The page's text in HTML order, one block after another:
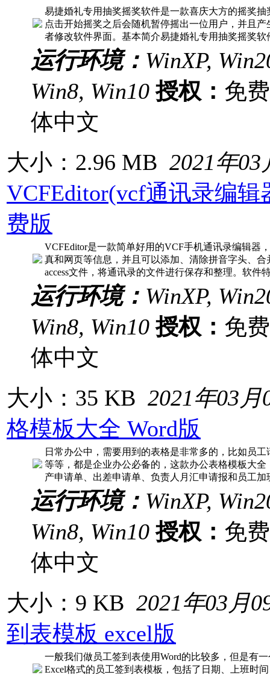
易捷婚礼专用抽奖摇奖软件是一款喜庆大方的摇奖
点击开始摇奖之后会随机暂停摇出一位用户，并且
者修改软件界面。基本简介易捷婚礼专用抽奖摇奖
运行环境： WinXP,
Win8, Win10 授权： 免
体中文
大小：2.96 MB 2021年03
VCFEditor(vcf通讯录编辑
费版
VCFEditor是一款简单好用的VCF手机通讯录编辑器
真和网页等信息，并且可以添加、清除拼音字头、
access文件，将通讯录的文件进行保存和整理。软件
运行环境： WinXP,
Win8, Win10 授权： 免
体中文
大小：35 KB 2021年03月
格模板大全 Word版
日常办公中，需要用到的表格是非常多的，比如员
等等，都是企业办公必备的，这款办公表格模板大
产申请单、出差申请单、负责人月汇申请报和员工
运行环境： WinXP,
Win8, Win10 授权： 免
体中文
大小：9 KB 2021年03月
到表模板 excel版
一般我们做员工签到表使用Word的比较多，但是有
Excel格式的员工签到表模板，包括了日期、上班时